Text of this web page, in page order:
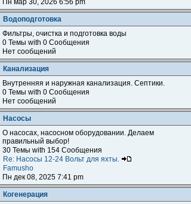
Пн мар 30, 2026 6:56 pm
Водоподготовка
Фильтры, очистка и подготовка воды
0 Темы with 0 Сообщения
Нет сообщений
Канализация
Внутренняя и наружная канализация. Септики.
0 Темы with 0 Сообщения
Нет сообщений
Насосы
О насосах, насосном оборудовании. Делаем
правильный выбор!
30 Темы with 154 Сообщения
Re: Насосы 12-24 Вольт для яхты.
Famusho
Пн дек 08, 2025 7:41 pm
Когенерация